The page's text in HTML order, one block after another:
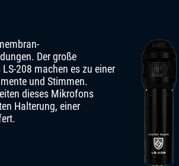
Der große
208 machen es zu einer
und Stimmen.
dieses Mikrofons
Halterung, einer